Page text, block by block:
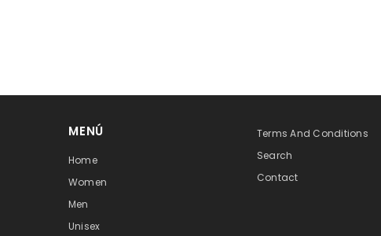
MENÚ
Home
Women
Men
Unisex
Terms And Conditions
Search
Contact